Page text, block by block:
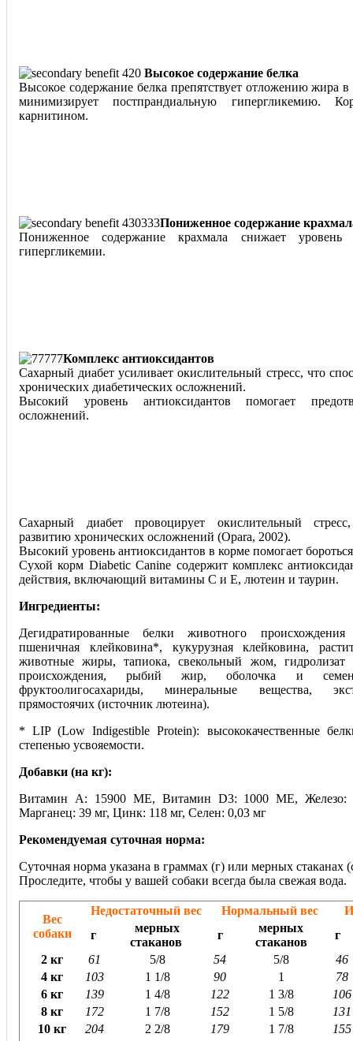
Высокое содержание белка
Высокое содержание белка препятствует отложению жира
минимизирует постпрандиальную гипергликемию.
карнитином.
Пониженное содержание
Пониженное содержание крахмала снижает уровень
гипергликемии.
Комплекс антиоксидантов
Сахарный диабет усиливает окислительный стресс, что
хронических диабетических осложнений.
Высокий уровень антиоксидантов помогает
осложнений.
Сахарный диабет провоцирует окислительный
развитию хронических осложнений (Opara, 2002).
Высокий уровень антиоксидантов в корме помогает
Сухой корм Diabetic Canine содержит комплекс
действия, включающий витамины С и Е, лютеин и таурин.
Ингредиенты:
Дегидратированные белки животного
пшеничная клейковина*, кукурузная клейковина,
животные жиры, тапиока, свекольный жом, гидролизат
происхождения, рыбий жир, оболочка и
фруктоолигосахариды, минеральные вещества,
прямостоячих (источник лютеина).
* LIP (Low Indigestible Protein): высококачественные
степенью усвояемости.
Добавки (на кг):
Витамин A: 15900 ME, Витамин D3: 1000 ME,
Марганец: 39 мг, Цинк: 118 мг, Ceлeн: 0,03 мг
Рекомендуемая суточная норма:
Суточная норма указана в граммах (г) или мерных стаканах
Проследите, чтобы у вашей собаки всегда была свежая вода.
Вес
собаки
Недостаточный вес Нормальный вес
г
мерных
стаканов
г
мерных
стаканов
г
2 кг
61 5/8 54 5/8
46
4 кг
103 1 1/8 90 1
78
6 кг
139 1 4/8 122 1 3/8
106
8 кг
172 1 7/8 152 1 5/8
131
10 кг
204 2 2/8 179 1 7/8
155